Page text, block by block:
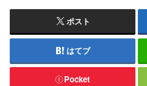
ポスト
はてブ
Pocket